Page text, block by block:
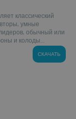
классический
умные
обычный или
и колоды...
СКАЧАТЬ